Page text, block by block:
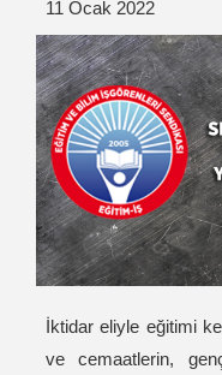
11 Ocak 2022
İktidar eliyle eğitimi
ve cemaatlerin,